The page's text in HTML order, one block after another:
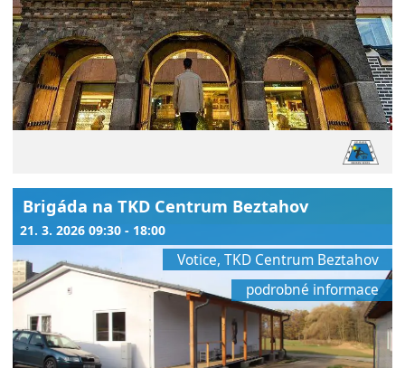
Brigáda na TKD Centrum Beztahov
21. 3. 2026 09:30 - 18:00
Votice, TKD Centrum Beztahov
podrobné informace